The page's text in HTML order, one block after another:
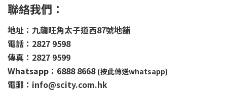
聯絡我們：
地址：九龍旺角太子道西87號地舖
電話：2827 9598
傳真：2827 9599
Whatsapp：6888 8668 (按此傳送whatsapp)
電郵：info@scity.com.hk